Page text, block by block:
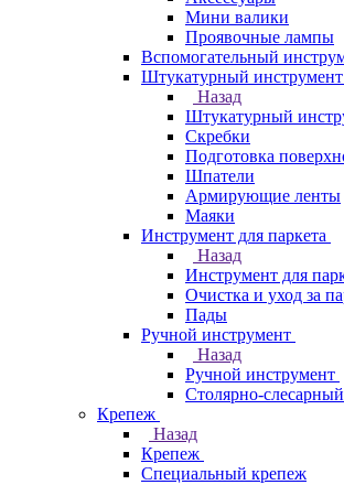
Мини валики
Проявочные лампы
Вспомогательный
Штукатурный инструмент
Назад
Штукатурный
Скребки
Подготовка
Шпатели
Армирующие ленты
Маяки
Инструмент для паркета
Назад
Инструмент для
Очистка и уход за
Пады
Ручной инструмент
Назад
Ручной инструмент
Столярно-
Крепеж
Назад
Крепеж
Специальный крепеж